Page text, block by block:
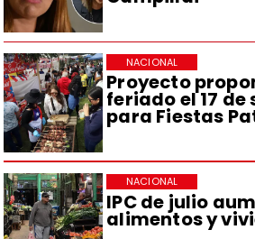
Proyecto
feriado el 17
para Fiestas
NACIONAL
IPC de julio
alimentos y
NACIONAL